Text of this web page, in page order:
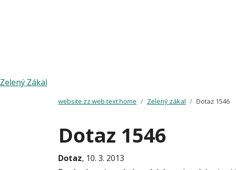
Zelený Zákal
website.zz.web.text.home Zelený zákal Dotaz 1546
Dotaz 1546
Dotaz, 10. 3. 2013